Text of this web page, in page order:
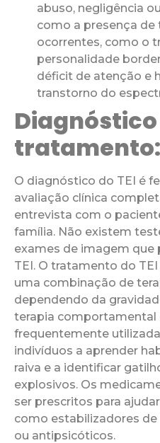
abuso, negligência
como a presença de
ocorrentes, como o
personalidade
déficit de atenção e
transtorno do
Diagnóstico
tratamento:
O diagnóstico do TEI é
avaliação clínica
entrevista com o
família. Não existem
exames de imagem
TEI. O tratamento do
uma combinação de
dependendo da
terapia comportamental
frequentemente
indivíduos a aprender
raiva e a identificar
explosivos. Os
ser prescritos para
como estabilizadores
ou antipsicóticos.